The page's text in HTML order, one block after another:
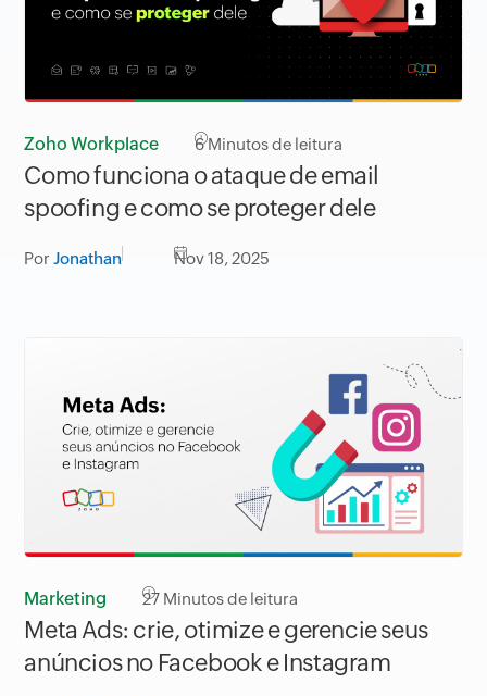
Zoho Workplace 6Minutos de leitura
Como funciona o ataque de email
spoofing e como se proteger dele
PorJonathan Nov 18, 2025
Marketing 27 Minutos de leitura
Meta Ads: crie, otimize e gerencie seus
anúncios no Facebook e Instagram